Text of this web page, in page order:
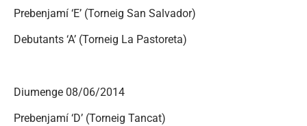
Prebenjamí ‘E’ (Torneig San Salvador)
Debutants ‘A’ (Torneig La Pastoreta)
Diumenge 08/06/2014
Prebenjamí ‘D’ (Torneig Tancat)